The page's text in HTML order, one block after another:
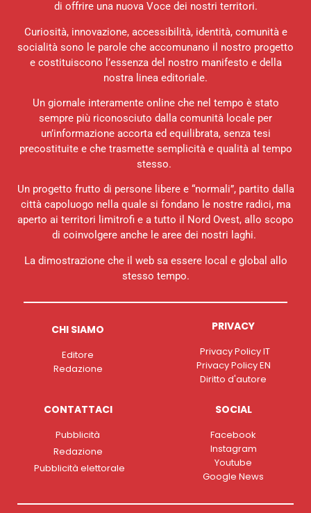
di offrire una nuova Voce dei nostri territori.
Curiosità, innovazione, accessibilità, identità, comunità e
socialità sono le parole che accomunano il nostro progetto
e costituiscono l’essenza del nostro manifesto e della
nostra linea editoriale.
Un giornale interamente online che nel tempo è stato
sempre più riconosciuto dalla comunità locale per
un’informazione accorta ed equilibrata, senza tesi
precostituite e che trasmette semplicità e qualità al tempo
stesso.
Un progetto frutto di persone libere e “normali”, partito dalla
città capoluogo nella quale si fondano le nostre radici, ma
aperto ai territori limitrofi e a tutto il Nord Ovest, allo scopo
di coinvolgere anche le aree dei nostri laghi.
La dimostrazione che il web sa essere local e global allo
stesso tempo.
CHI SIAMO
Editore
Redazione
PRIVACY
Privacy Policy IT
Privacy Policy EN
Diritto d'autore
CONTATTACI
Pubblicità
Redazione
Pubblicità elettorale
SOCIAL
Facebook
Instagram
Youtube
Google News